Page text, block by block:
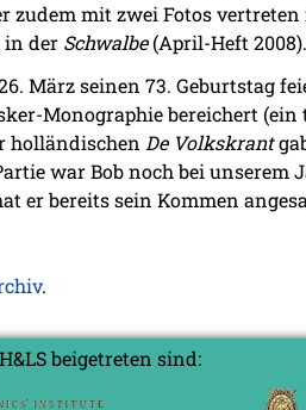
zudem mit zwei Fotos
in der Schwalbe(April-Heft 2008).
März seinen 73. Geburtstag
Monographie bereichert
holländischen De Volkskrant
war Bob noch bei unserem
er bereits sein Kommen
.
beigetreten sind: